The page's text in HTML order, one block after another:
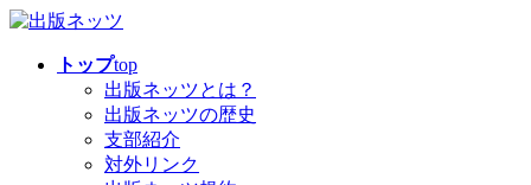
コ
ナ
トップtop
出版ネッツとは？
出版ネッツの歴史
支部紹介
対外リンク